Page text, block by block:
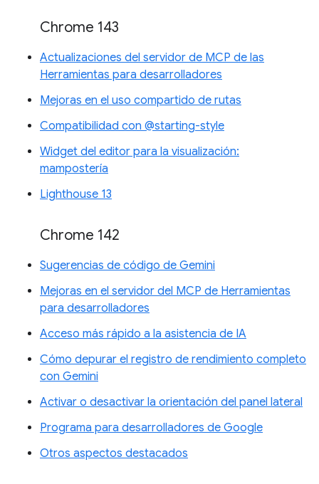
Chrome 143
Actualizaciones del servidor de MCP de las
Herramientas para desarrolladores
Mejoras en el uso compartido de rutas
Compatibilidad con @starting-style
Widget del editor para la visualización:
mampostería
Lighthouse 13
Chrome 142
Sugerencias de código de Gemini
Mejoras en el servidor del MCP de Herramientas
para desarrolladores
Acceso más rápido a la asistencia de IA
Cómo depurar el registro de rendimiento completo
con Gemini
Activar o desactivar la orientación del panel lateral
Programa para desarrolladores de Google
Otros aspectos destacados